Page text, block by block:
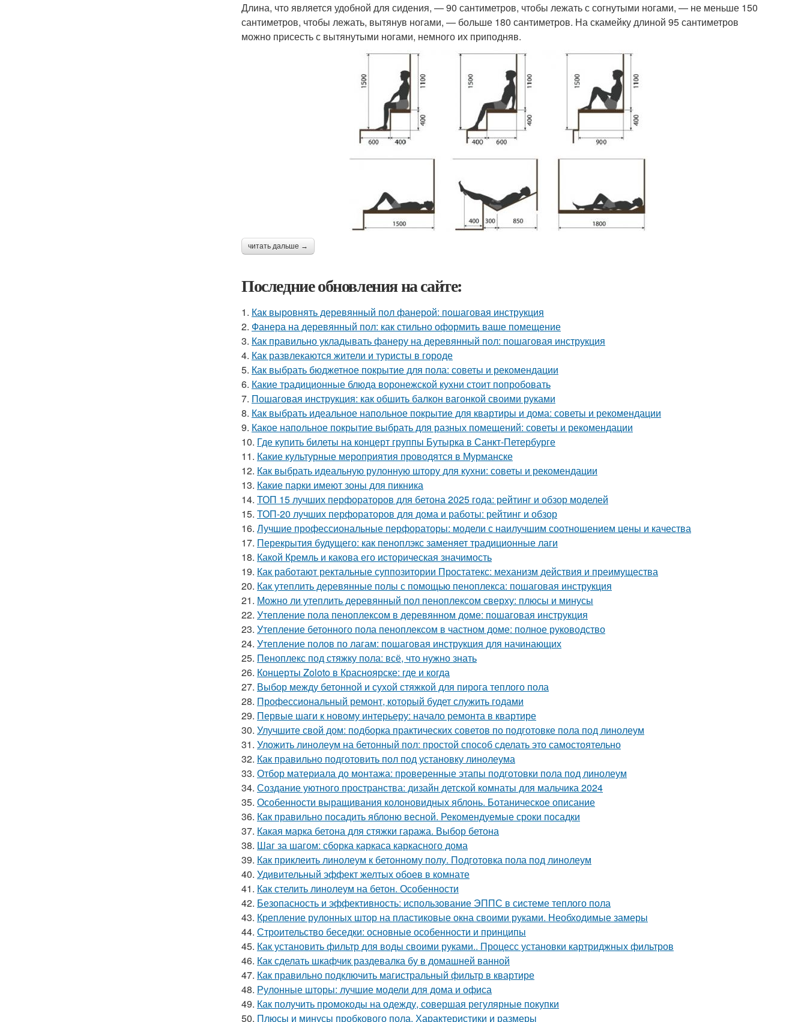
Длина, что является удобной для сидения, — 90 сантиметров, чтобы лежать с согнутыми ногами, — не меньше 150
сантиметров, чтобы лежать, вытянув ногами, — больше 180 сантиметров. На скамейку длиной 95 сантиметров
можно присесть с вытянутыми ногами, немного их приподняв.
читать дальше →
Последние обновления на сайте:
1. Как выровнять деревянный пол фанерой: пошаговая инструкция
2. Фанера на деревянный пол: как стильно оформить ваше помещение
3. Как правильно укладывать фанеру на деревянный пол: пошаговая инструкция
4. Как развлекаются жители и туристы в городе
5. Как выбрать бюджетное покрытие для пола: советы и рекомендации
6. Какие традиционные блюда воронежской кухни стоит попробовать
7. Пошаговая инструкция: как обшить балкон вагонкой своими руками
8. Как выбрать идеальное напольное покрытие для квартиры и дома: советы и рекомендации
9. Какое напольное покрытие выбрать для разных помещений: советы и рекомендации
10. Где купить билеты на концерт группы Бутырка в Санкт-Петербурге
11. Какие культурные мероприятия проводятся в Мурманске
12. Как выбрать идеальную рулонную штору для кухни: советы и рекомендации
13. Какие парки имеют зоны для пикника
14. ТОП 15 лучших перфораторов для бетона 2025 года: рейтинг и обзор моделей
15. ТОП-20 лучших перфораторов для дома и работы: рейтинг и обзор
16. Лучшие профессиональные перфораторы: модели с наилучшим соотношением цены и качества
17. Перекрытия будущего: как пеноплэкс заменяет традиционные лаги
18. Какой Кремль и какова его историческая значимость
19. Как работают ректальные суппозитории Простатекс: механизм действия и преимущества
20. Как утеплить деревянные полы с помощью пеноплекса: пошаговая инструкция
21. Можно ли утеплить деревянный пол пеноплексом сверху: плюсы и минусы
22. Утепление пола пеноплексом в деревянном доме: пошаговая инструкция
23. Утепление бетонного пола пеноплексом в частном доме: полное руководство
24. Утепление полов по лагам: пошаговая инструкция для начинающих
25. Пеноплекс под стяжку пола: всё, что нужно знать
26. Концерты Zoloto в Красноярске: где и когда
27. Выбор между бетонной и сухой стяжкой для пирога теплого пола
28. Профессиональный ремонт, который будет служить годами
29. Первые шаги к новому интерьеру: начало ремонта в квартире
30. Улучшите свой дом: подборка практических советов по подготовке пола под линолеум
31. Уложить линолеум на бетонный пол: простой способ сделать это самостоятельно
32. Как правильно подготовить пол под установку линолеума
33. Отбор материала до монтажа: проверенные этапы подготовки пола под линолеум
34. Создание уютного пространства: дизайн детской комнаты для мальчика 2024
35. Особенности выращивания колоновидных яблонь. Ботаническое описание
36. Как правильно посадить яблоню весной. Рекомендуемые сроки посадки
37. Какая марка бетона для стяжки гаража. Выбор бетона
38. Шаг за шагом: сборка каркаса каркасного дома
39. Как приклеить линолеум к бетонному полу. Подготовка пола под линолеум
40. Удивительный эффект желтых обоев в комнате
41. Как стелить линолеум на бетон. Особенности
42. Безопасность и эффективность: использование ЭППС в системе теплого пола
43. Крепление рулонных штор на пластиковые окна своими руками. Необходимые замеры
44. Строительство беседки: основные особенности и принципы
45. Как установить фильтр для воды своими руками.. Процесс установки картриджных фильтров
46. Как сделать шкафчик раздевалка бу в домашней ванной
47. Как правильно подключить магистральный фильтр в квартире
48. Рулонные шторы: лучшие модели для дома и офиса
49. Как получить промокоды на одежду, совершая регулярные покупки
50. Плюсы и минусы пробкового пола. Характеристики и размеры